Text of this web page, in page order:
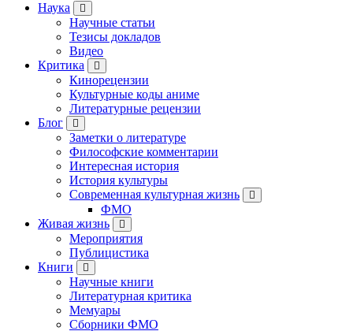
Наука
Научные статьи
Тезисы докладов
Видео
Критика
Кинорецензии
Культурные коды аниме
Литературные рецензии
Блог
Заметки о литературе
Философские комментарии
Интересная история
История культуры
Современная культурная жизнь
ФМО
Живая жизнь
Мероприятия
Публицистика
Книги
Научные книги
Литературная критика
Мемуары
Сборники ФМО